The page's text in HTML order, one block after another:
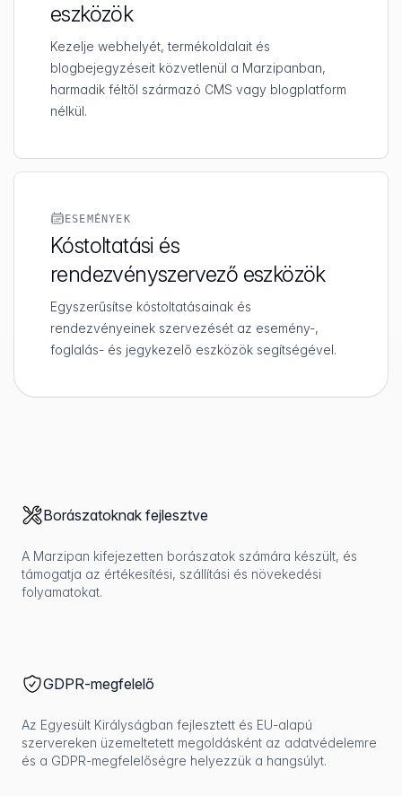
eszközök
Kezelje webhelyét, termékoldalait és
blogbejegyzéseit közvetlenül a Marzipanban,
harmadik féltől származó CMS vagy blogplatform
nélkül.
ESEMÉNYEK
Kóstoltatási és
rendezvényszervező eszközök
Egyszerűsítse kóstoltatásainak és
rendezvényeinek szervezését az esemény-,
foglalás- és jegykezelő eszközök segítségével.
Borászatoknak fejlesztve
A Marzipan kifejezetten borászatok számára készült, és
támogatja az értékesítési, szállítási és növekedési
folyamatokat.
GDPR-megfelelő
Az Egyesült Királyságban fejlesztett és EU-alapú
szervereken üzemeltetett megoldásként az adatvédelemre
és a GDPR-megfelelőségre helyezzük a hangsúlyt.